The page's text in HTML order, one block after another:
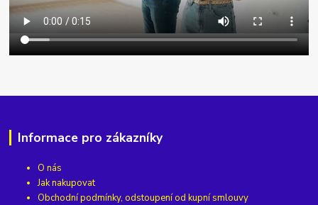
Informace pro zákazníky
O nás
Jak nakupovat
Obchodní podmínky, odstoupení od kupní smlouvy